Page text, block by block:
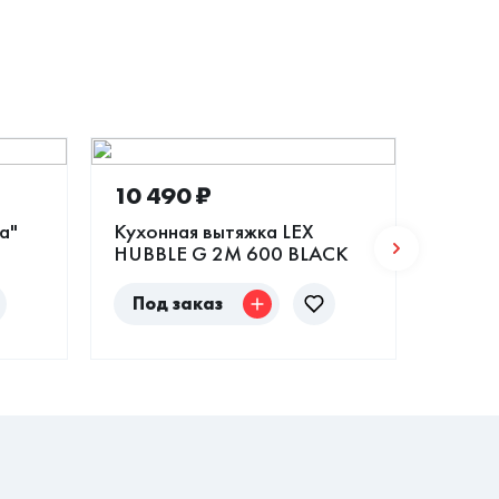
10 490₽
Кухонная вытяжка LEX
HUBBLE G 2M 600 BLACK
Подзаказ